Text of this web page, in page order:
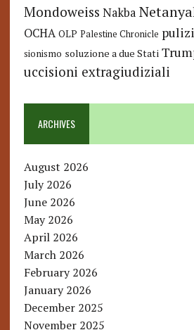
Mondoweiss Nakba
OCHA OLP Palestine Chronicle
sionismo soluzione a due Stati
uccisioni extragiudiziali
ARCHIVES
August 2026
July 2026
June 2026
May 2026
April 2026
March 2026
February 2026
January 2026
December 2025
November 2025